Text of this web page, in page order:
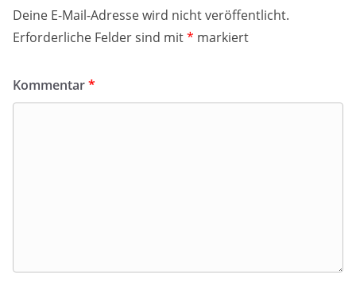
Deine E-Mail-Adresse wird nicht veröffentlicht.
Erforderliche Felder sind mit* markiert
Kommentar*